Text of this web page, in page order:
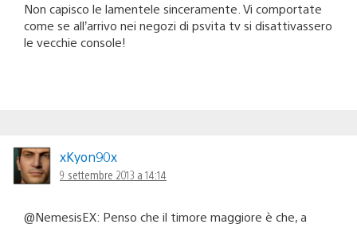
Non capisco le lamentele sinceramente. Vi comportate
come se all’arrivo nei negozi di psvita tv si disattivassero
le vecchie console!
xKyon90x
9 settembre 2013 a 14:14
@NemesisEX: Penso che il timore maggiore è che, a